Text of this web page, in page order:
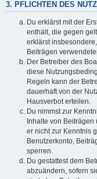
3. PFLICHTEN DES
Du erklärst mit der
enthält, die gegen
erklärst
Beiträgen
Der Betreiber des
diese
Regeln kann der
dauerhaft von der
Hausverbot erteilen.
Du nimmst zur
Inhalte von Beiträgen
er nicht zur Kenntnis
Benutzerkonto,
sperren.
Du gestattest dem
abzuändern, sofern